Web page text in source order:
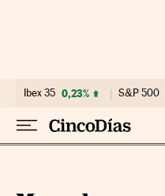
Ibex 35 0,23% S&P 500